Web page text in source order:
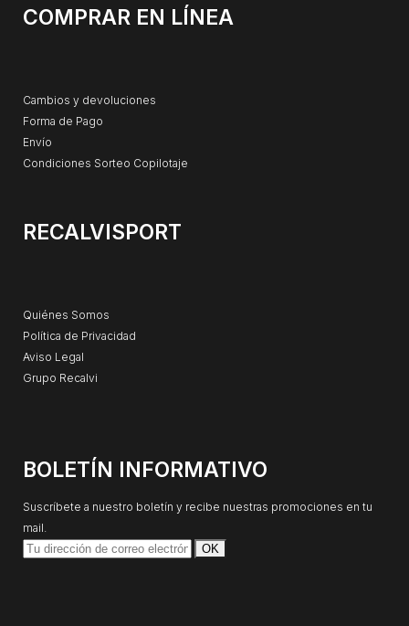
COMPRAR EN LÍNEA
Cambios y devoluciones
Forma de Pago
Envío
Condiciones Sorteo Copilotaje
RECALVISPORT
Quiénes Somos
Política de Privacidad
Aviso Legal
Grupo Recalvi
BOLETÍN INFORMATIVO
Suscríbete a nuestro boletín y recibe nuestras promociones en tu
mail.